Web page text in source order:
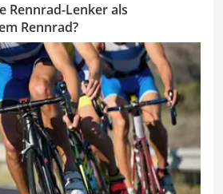
Rennrad-Lenker als
Rennrad?